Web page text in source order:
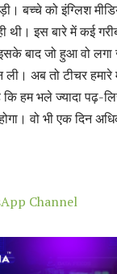
बच्चे को इंग्लिश
थी। इस बारे में कई
बाद जो हुआ वो
ली। अब तो टीचर
हम भले ज्यादा पढ़-
वो भी एक दिन
Channel